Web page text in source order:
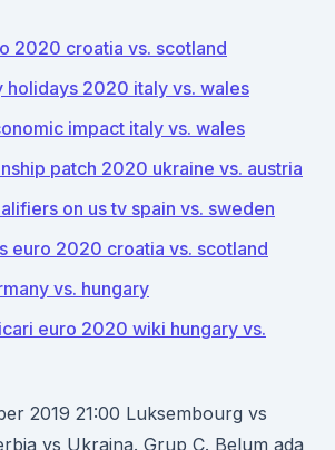
2020 croatia vs. scotland
holidays 2020 italy vs. wales
impact italy vs. wales
patch 2020 ukraine vs. austria
on us tv spain vs. sweden
euro 2020 croatia vs. scotland
vs. hungary
euro 2020 wiki hungary vs.
2019 21:00 Luksembourg vs
vs Ukraina. Grup C. Belum ada